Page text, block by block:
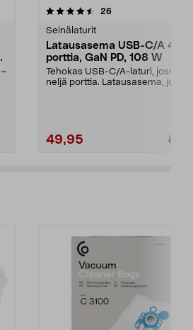
26arvostelut
Seinälaturit
Latausasema USB-C/A 4
porttia, GaN PD, 108 W
Tehokas USB-C/A-laturi, jossa on
neljä porttia. Latausasema, jossa
49,95 84,00
3.0 viidestä